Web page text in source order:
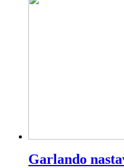
Garlando